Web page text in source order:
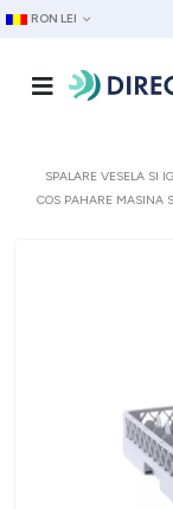
RON LEI
SPALARE VESELA SI
COS PAHARE MASINA